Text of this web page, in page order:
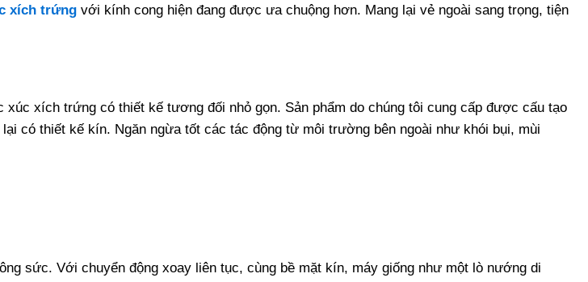
xích trứng với kính cong hiện đang được ưa chuộng hơn. Mang lại vẻ ngoài sang trọng, tiện
xích trứng có thiết kế tương đối nhỏ gọn. Sản phẩm do chúng tôi cung cấp được cấu tạo
có thiết kế kín. Ngăn ngừa tốt các tác động từ môi trường bên ngoài như khói bụi, mùi
sức. Với chuyển động xoay liên tục, cùng bề mặt kín, máy giống như một lò nướng di